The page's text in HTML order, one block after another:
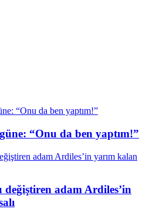
“Onu da ben yaptım!”
adam Ardiles’in